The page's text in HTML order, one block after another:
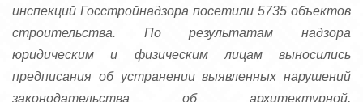
инспекций Госстройнадзора посетили 5735 объектов
строительства. По результатам надзора
юридическим и физическим лицам выносились
предписания об устранении выявленных нарушений
законодательства об архитектурной,